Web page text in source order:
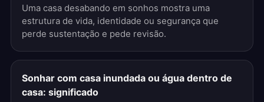
Uma casa desabando em sonhos mostra uma
estrutura de vida, identidade ou segurança que
perde sustentação e pede revisão.
Sonhar com casa inundada ou água dentro de
casa: significado